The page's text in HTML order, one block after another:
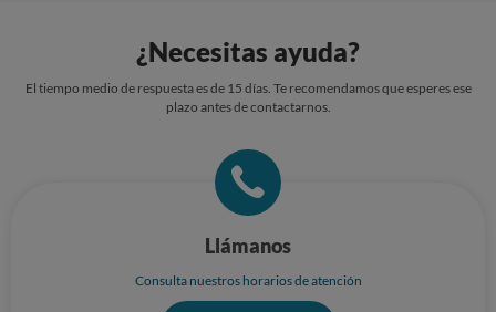
¿Necesitas ayuda?
El tiempo medio de respuesta es de 15 días. Te recomendamos que esperes ese
plazo antes de contactarnos.
Llámanos
Consulta nuestros horarios de atención